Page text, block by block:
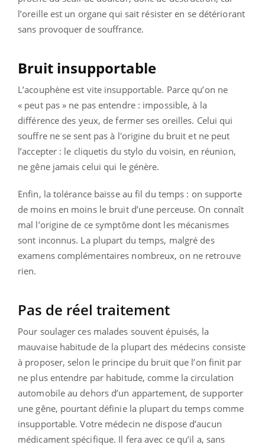
l’oreille est un organe qui sait résister en se détériorant
sans provoquer de souffrance.
Bruit insupportable
L’acouphène est vite insupportable. Parce qu’on ne
« peut pas » ne pas entendre : impossible, à la
différence des yeux, de fermer ses oreilles. Celui qui
souffre ne se sent pas à l'origine du bruit et ne peut
l’accepter : le cliquetis du stylo du voisin, en réunion,
ne gêne jamais celui qui le génère.
Enfin, la tolérance baisse au fil du temps : on supporte
de moins en moins le bruit d’une perceuse. On connaît
mal l’origine de ce symptôme dont les mécanismes
sont inconnus. La plupart du temps, malgré des
examens complémentaires nombreux, on ne retrouve
rien.
Pas de réel traitement
Pour soulager ces malades souvent épuisés, la
mauvaise habitude de la plupart des médecins consiste
à proposer, selon le principe du bruit que l’on finit par
ne plus entendre par habitude, comme la circulation
automobile au dehors d’un appartement, de supporter
une gêne, pourtant définie la plupart du temps comme
insupportable. Votre médecin ne dispose d’aucun
médicament spécifique. Il fera avec ce qu’il a, sans